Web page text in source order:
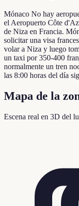
Mónaco No hay
el Aeropuerto Côte
de Niza en Francia.
solicitar una visa
volar a Niza y luego
un taxi por 350-400
normalmente un tren
las 8:00 horas del día
Mapa de la
Escena real en 3D del